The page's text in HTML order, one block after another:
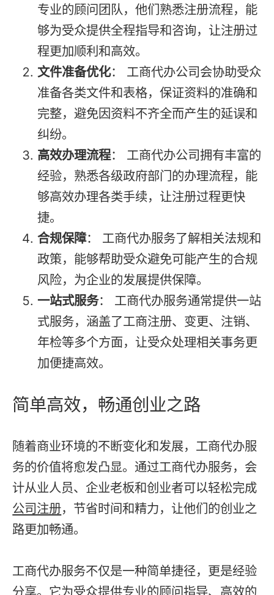
专业的顾问团队，他们熟悉注册流程，能
够为受众提供全程指导和咨询，让注册过
程更加顺利和高效。
文件准备优化： 工商代办公司会协助受众
准备各类文件和表格，保证资料的准确和
完整，避免因资料不齐全而产生的延误和
纠纷。
高效办理流程： 工商代办公司拥有丰富的
经验，熟悉各级政府部门的办理流程，能
够高效办理各类手续，让注册过程更快
捷。
合规保障： 工商代办服务了解相关法规和
政策，能够帮助受众避免可能产生的合规
风险，为企业的发展提供保障。
一站式服务： 工商代办服务通常提供一站
式服务，涵盖了工商注册、变更、注销、
年检等多个方面，让受众处理相关事务更
加便捷高效。
简单高效，畅通创业之路
随着商业环境的不断变化和发展，工商代办服
务的价值将愈发凸显。通过工商代办服务，会
计从业人员、企业老板和创业者可以轻松完成
公司注册，节省时间和精力，让他们的创业之
路更加畅通。
工商代办服务不仅是一种简单捷径，更是经验
分享。它为受众提供专业的顾问指导、高效的